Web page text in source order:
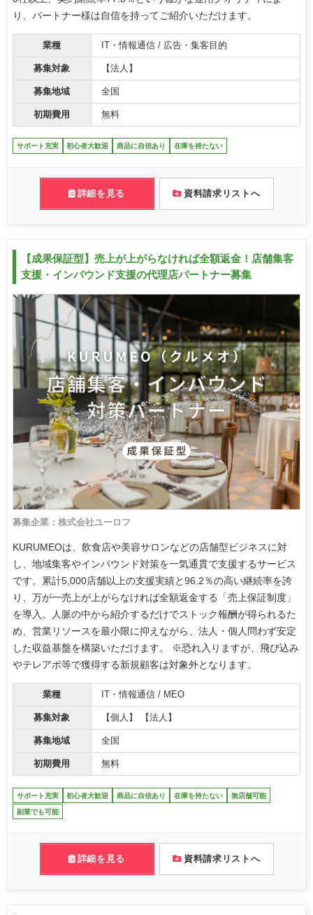
り、パートナー様は自信を持ってご紹介いただけます。
業種 IT・情報通信 / 広告・集客目的
募集対象 【法人】
募集地域 全国
初期費用 無料
サポート充実 初心者大歓迎 商品に自信あり 在庫を持たない
詳細を見る 資料請求リストへ
【成果保証型】売上が上がらなければ全額返金！店舗集客
支援・インバウンド支援の代理店パートナー募集
募集企業：株式会社ユーロフ
KURUMEOは、飲食店や美容サロンなどの店舗型ビジネスに対
し、地域集客やインバウンド対策を一気通貫で支援するサービス
です。累計5,000店舗以上の支援実績と96.2％の高い継続率を誇
り、万が一売上が上がらなければ全額返金する「売上保証制度」
を導入。人脈の中から紹介するだけでストック報酬が得られるた
め、営業リソースを最小限に抑えながら、法人・個人問わず安定
した収益基盤を構築いただけます。 ※恐れ入りますが、飛び込み
やテレアポ等で獲得する新規顧客は対象外となります。
業種 IT・情報通信 / MEO
募集対象 【個人】 【法人】
募集地域 全国
初期費用 無料
サポート充実 初心者大歓迎 商品に自信あり 在庫を持たない 無店舗可能
副業でも可能
詳細を見る 資料請求リストへ